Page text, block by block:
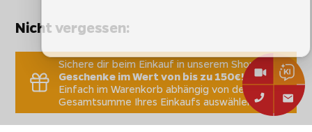
Nicht vergessen:
Sichere dir beim Einkauf in unserem Shop
Geschenke im Wert von bis zu 150€!
Einfach im Warenkorb abhängig von der
Gesamtsumme Ihres Einkaufs auswählen.